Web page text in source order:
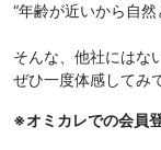
“年齢が近いから自
そんな、他社にはな
ぜひ一度体感してみ
※オミカレでの会員